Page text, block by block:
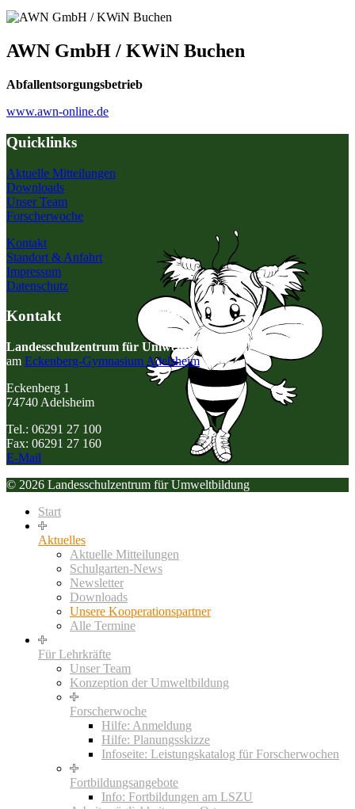
AWN GmbH / KWiN Buchen
Abfallentsorgungsbetrieb
www.awn-online.de
Quicklinks
Aktuelle Mitteilungen
Downloads
Unser Team
Forscherwoche
Kontakt
Standort & Anfahrt
Impressum
Datenschutz
Kontakt
Landesschulzentrum für Umweltbildung
am Eckenberg-Gymnasium Adelsheim
Eckenberg 1
74740 Adelsheim
Tel.: 06291 27 100
Fax: 06291 27 160
E-Mail
© 2026 Landesschulzentrum für Umweltbildung
Start
Aktuelles
Aktuelle Mitteilungen
Schulgarten-News
Newsletter
Downloads
Unsere Kooperationspartner
Alle Termine
Für Lehrkräfte
Unser Team
Konzeption der Umweltbildung
Forscherwoche
Hilfe: Anmeldung
Hilfe: Planungsskizze
Infoseite: Leistungskatalog für Forscherwochen
Fortbildungsangebote
Info: Fortbildungen am LSZU